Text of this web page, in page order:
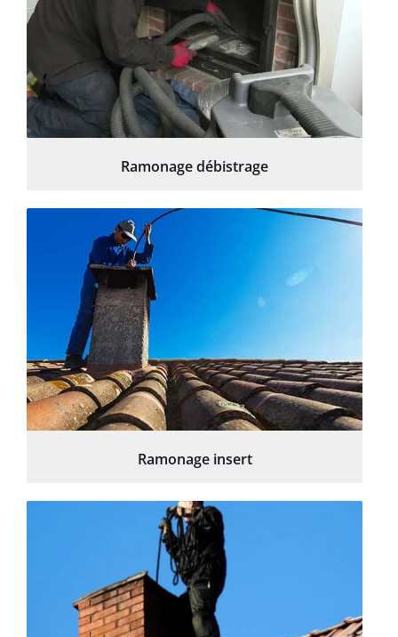
Ramonage débistrage
Ramonage insert